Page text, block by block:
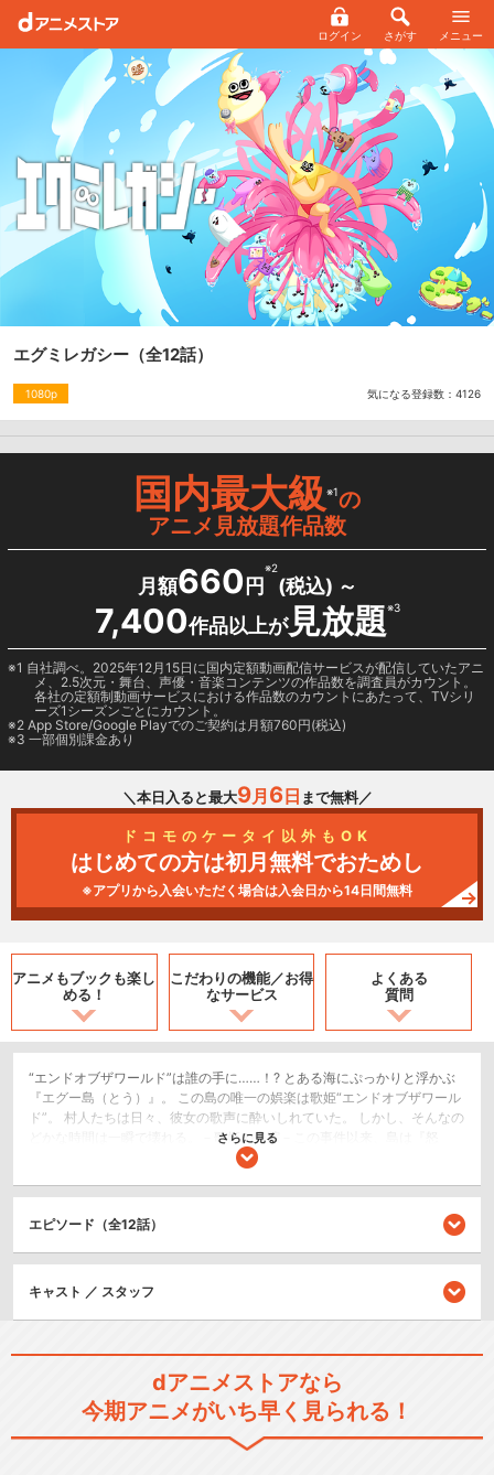
ログイン さがす メニュー
エグミレガシー （全12話）
1080p 気になる登録数： 4126
国内最大級※1の
アニメ見放題作品数
月額660 円
※2
(税込) ～
7,400作品以上が見放題※3
1 自社調べ。2025年12月15日に国内定額動画配信サービスが配信していたアニ
メ、2.5次元・舞台、声優・音楽コンテンツの作品数を調査員がカウント。
各社の定額制動画サービスにおける作品数のカウントにあたって、TVシリ
ーズ1シーズンごとにカウント。
2 App Store/Google Playでのご契約は月額760円(税込)
3 一部個別課金あり
＼本日入ると最大9月 6日 まで無料／
ドコモのケータイ以外もOK
はじめての方は初月無料でおためし
※アプリから入会いただく場合は入会日から14日間無料
アニメもブックも楽し
める！
こだわりの機能／お得
なサービス
よくある
質問
“エンドオブザワールド”は誰の手に……！? とある海にぷっかりと浮かぶ
『エグー島（とう）』。 この島の唯一の娯楽は歌姫“エンドオブザワール
ド”。 村人たちは日々、彼女の歌声に酔いしれていた。 しかし、そんなの
どかな時間は一瞬で壊れる。－歌姫の失踪－この事件以来、島は『怒
り』『疑心』『不安』で溢れてしまう。そして、それぞれの思惑が動き
命を握るのは……、伝説の遺産『エグミレガシー』
SF/ファンタジー
キッズ/ファミリー
さらに見る
エピソード（全12話）
キャスト ／ スタッフ
dアニメストアなら
今期アニメがいち早く見られる！